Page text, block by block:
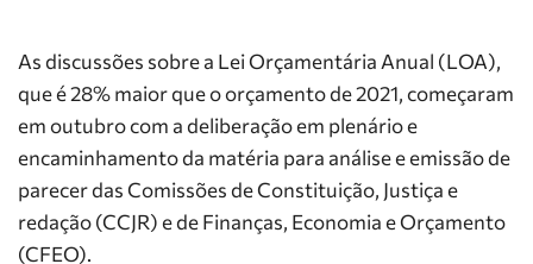
As discussões sobre a Lei Orçamentária Anual (LOA),
que é 28% maior que o orçamento de 2021, começaram
em outubro com a deliberação em plenário e
encaminhamento da matéria para análise e emissão de
parecer das Comissões de Constituição, Justiça e
redação (CCJR) e de Finanças, Economia e Orçamento
(CFEO).